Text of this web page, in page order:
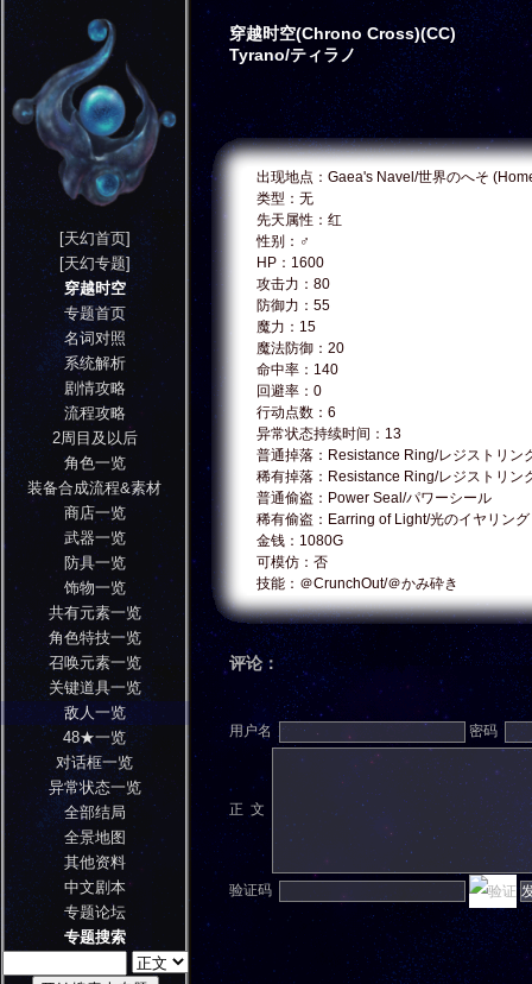
穿越时空(Chrono Cross)(CC)
Tyrano/ティラノ
出现地点：Gaea's Navel/世界のへそ
类型：无
先天属性：红
性别：♂
HP：1600
攻击力：80
防御力：55
魔力：15
魔法防御：20
命中率：140
回避率：0
行动点数：6
异常状态持续时间：13
普通掉落：Resistance Ring/レジストリン
稀有掉落：Resistance Ring/レジストリン
普通偷盗：Power Seal/パワーシール
稀有偷盗：Earring of Light/光のイヤリング
金钱：1080G
可模仿：否
技能：＠CrunchOut/＠かみ砕き
评论：
用户名 密码
正 文
验证码
[天幻首页]
[天幻专题]
穿越时空
专题首页
名词对照
系统解析
剧情攻略
流程攻略
2周目及以后
角色一览
装备合成流程&素材
商店一览
武器一览
防具一览
饰物一览
共有元素一览
角色特技一览
召唤元素一览
关键道具一览
敌人一览
48★一览
对话框一览
异常状态一览
全部结局
全景地图
其他资料
中文剧本
专题论坛
专题搜索